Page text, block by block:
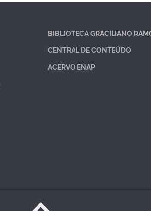
BIBLIOTECA GRACILIANO
CENTRAL DE CONTEÚDO
ACERVO ENAP